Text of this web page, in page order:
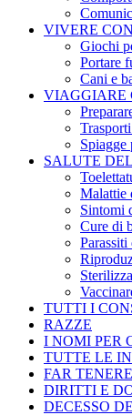
VIVERE
Giochi
Portare
Cani e
VIAGGIARE
Spiagge
SALUTE
Malattie
Sintomi
Cure di
Parassiti
TUTTI I
RAZZE
I NOMI PER
TUTTE LE
FAR
DIRITTI E
DECESSO